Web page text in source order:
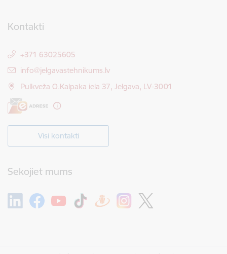
Kontakti
+371 63025605
E-pasts:
info@jelgavastehnikums.lv
Pulkveža O.Kalpaka iela 37, Jelgava, LV-3001
Visi kontakti
Sekojiet mums